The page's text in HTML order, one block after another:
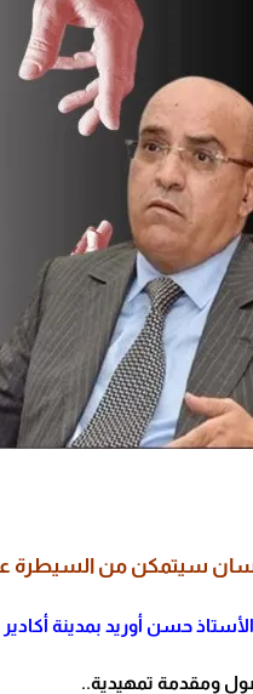
سيتمكن من السيطرة
ومقدمة تمهيدية..